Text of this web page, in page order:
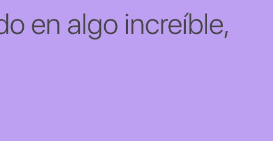
en algo increíble,